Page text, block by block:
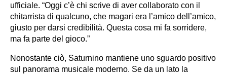
ufficiale. “Oggi c’è chi scrive di aver collaborato con il
chitarrista di qualcuno, che magari era l’amico dell’amico,
giusto per darsi credibilità. Questa cosa mi fa sorridere,
ma fa parte del gioco.”
Nonostante ciò, Saturnino mantiene uno sguardo positivo
sul panorama musicale moderno. Se da un lato la